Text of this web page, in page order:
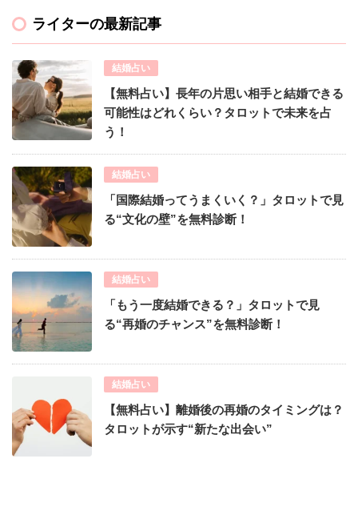
ライターの最新記事
結婚占い
【無料占い】長年の片思い相手と結婚できる
可能性はどれくらい？タロットで未来を占
う！
結婚占い
「国際結婚ってうまくいく？」タロットで見
る“文化の壁”を無料診断！
結婚占い
「もう一度結婚できる？」タロットで見
る“再婚のチャンス”を無料診断！
結婚占い
【無料占い】離婚後の再婚のタイミングは？
タロットが示す“新たな出会い”